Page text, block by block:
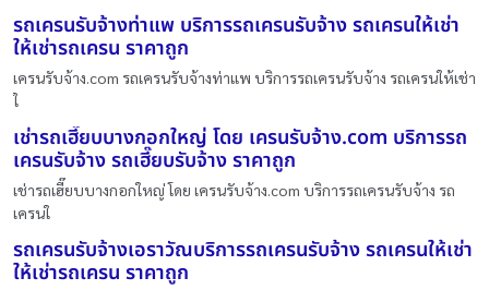
รถเครนรับจ้างท่าแพ บริการรถเครนรับจ้าง รถเครนให้เช่า
ให้เช่ารถเครน ราคาถูก
เครนรับจ้าง.com รถเครนรับจ้างท่าแพ บริการรถเครนรับจ้าง รถเครนให้เช่า
ใ
เช่ารถเฮี๊ยบบางกอกใหญ่ โดย เครนรับจ้าง.com บริการรถ
เครนรับจ้าง รถเฮี๊ยบรับจ้าง ราคาถูก
เช่ารถเฮี๊ยบบางกอกใหญ่ โดย เครนรับจ้าง.com บริการรถเครนรับจ้าง รถ
เครนใ
รถเครนรับจ้างเอราวัณบริการรถเครนรับจ้าง รถเครนให้เช่า
ให้เช่ารถเครน ราคาถูก